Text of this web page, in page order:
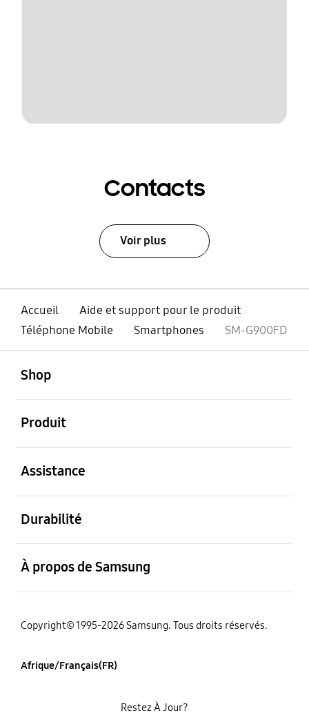
Contacts
Voir plus
Accueil
Aide et support pour le produit
Téléphone Mobile
Smartphones SM-G900FD
Shop
Produit
Assistance
Durabilité
À propos de Samsung
Copyright© 1995-2026 Samsung. Tous droits réservés.
Afrique/Français(FR)
Restez À Jour?